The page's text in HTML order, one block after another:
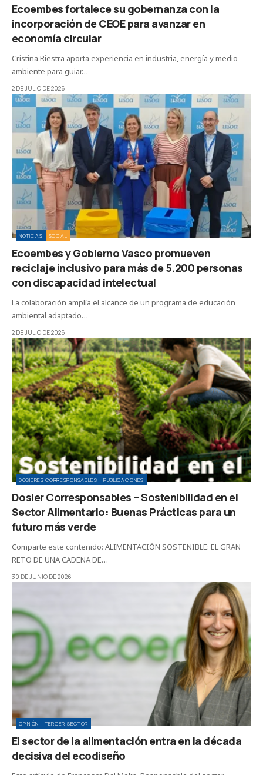
Ecoembes fortalece su gobernanza con la
incorporación de CEOE para avanzar en
economía circular
Cristina Riestra aporta experiencia en industria, energía y medio
ambiente para guiar…
2 DE JULIO DE 2026
NOTICIAS SOCIAL
Ecoembes y Gobierno Vasco promueven
reciclaje inclusivo para más de 5.200 personas
con discapacidad intelectual
La colaboración amplía el alcance de un programa de educación
ambiental adaptado…
2 DE JULIO DE 2026
DOSIERES CORRESPONSABLES PUBLICACIONES
Dosier Corresponsables – Sostenibilidad en el
Sector Alimentario: Buenas Prácticas para un
futuro más verde
Comparte este contenido: ALIMENTACIÓN SOSTENIBLE: EL GRAN
RETO DE UNA CADENA DE…
30 DE JUNIO DE 2026
OPINIÓN TERCER SECTOR
El sector de la alimentación entra en la década
decisiva del ecodiseño